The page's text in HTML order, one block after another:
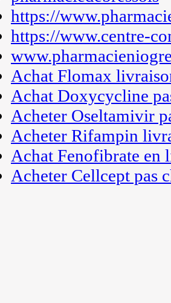
https://
https://www.centre-
Achat Flomax
Achat Doxycycline
Acheter Oseltamivir
Acheter Rifampin
Achat Fenofibrate
Acheter Cellcept pas